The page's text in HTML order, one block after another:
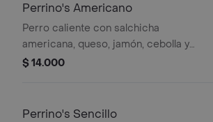
Perrino's Americano
Perro caliente con salchicha
americana, queso, jamón, cebolla y
papa triturada.
$ 14.000
Perrino's Sencillo